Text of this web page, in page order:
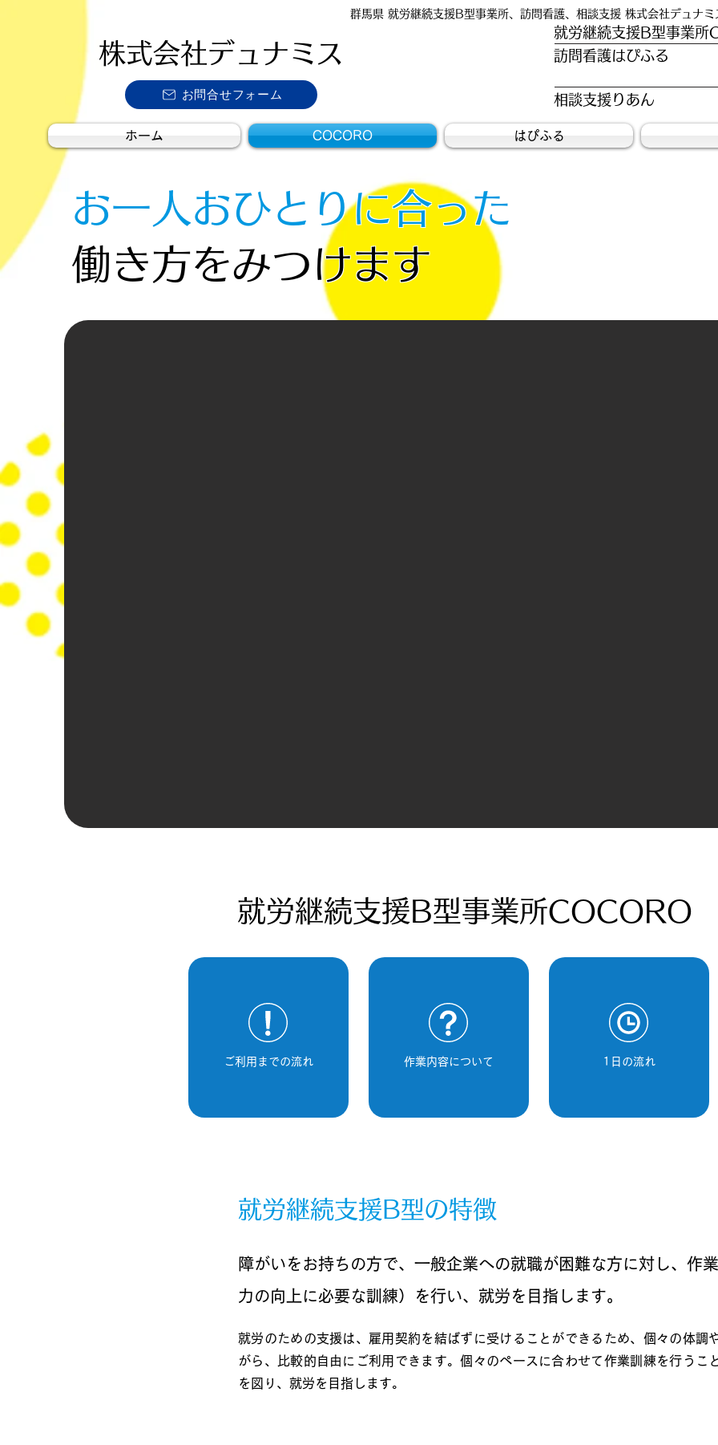
群馬県 就労継続支援B型事業所、訪問看護、相談支援 株式会社デュナミ
株式会社デュナミス
お問合せフォーム
就労継続支援B型事業所
訪問看護はぴふる
相談支援りあん
ホーム COCORO はぴふる
お一人おひとりに合った
働き方をみつけます
就労継続支援B型事業所COCORO
ご利用までの流れ 作業内容について 1日の流れ
就労継続支援B型の特徴
障がいをお持ちの方で、一般企業への就職が困難な方に対し、作
力の向上に必要な訓練）を行い、就労を目指します。
就労のための支援は、雇用契約を結ばずに受けることができるため、個々の体調
がら、比較的自由にご利用できます。個々のペースに合わせて作業訓練を行うこ
を図り、就労を目指します。